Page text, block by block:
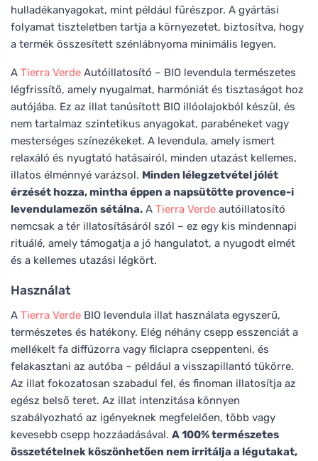
hulladékanyagokat, mint például fűrészpor. A gyártási
folyamat tiszteletben tartja a környezetet, biztosítva, hogy
a termék összesített szénlábnyoma minimális legyen.
A Tierra Verde Autóillatosító – BIO levendula természetes
légfrissítő, amely nyugalmat, harmóniát és tisztaságot hoz
autójába. Ez az illat tanúsított BIO illóolajokból készül, és
nem tartalmaz szintetikus anyagokat, parabéneket vagy
mesterséges színezékeket. A levendula, amely ismert
relaxáló és nyugtató hatásairól, minden utazást kellemes,
illatos élménnyé varázsol. Minden lélegzetvétel jólét
érzését hozza, mintha éppen a napsütötte provence-i
levendulamezőn sétálna. A Tierra Verde autóillatosító
nemcsak a tér illatosításáról szól – ez egy kis mindennapi
rituálé, amely támogatja a jó hangulatot, a nyugodt elmét
és a kellemes utazási légkört.
Használat
A Tierra Verde BIO levendula illat használata egyszerű,
természetes és hatékony. Elég néhány csepp esszenciát a
mellékelt fa diffúzorra vagy filclapra cseppenteni, és
felakasztani az autóba – például a visszapillantó tükörre.
Az illat fokozatosan szabadul fel, és finoman illatosítja az
egész belső teret. Az illat intenzitása könnyen
szabályozható az igényeknek megfelelően, több vagy
kevesebb csepp hozzáadásával. A 100% természetes
összetételnek köszönhetően nem irritálja a légutakat,